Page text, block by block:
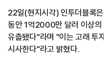
22일(현지시각) 인투더블록
동안 1억2000만 달러 이상의
유츨됐다"라며 "이는 고래 투
시사한다"라고 밝혔다.